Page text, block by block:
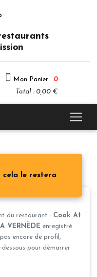
Mon Panier : 0
Total : 0,00 €
cela le restera
du restaurant : Cook At
VERNÈDE enregistré
encore de profil,
pour démarrer